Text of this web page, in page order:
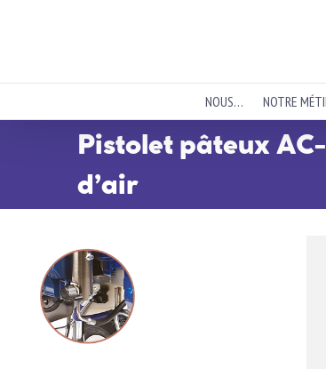
NOUS… NOTRE
Pistolet pâteux
d’air